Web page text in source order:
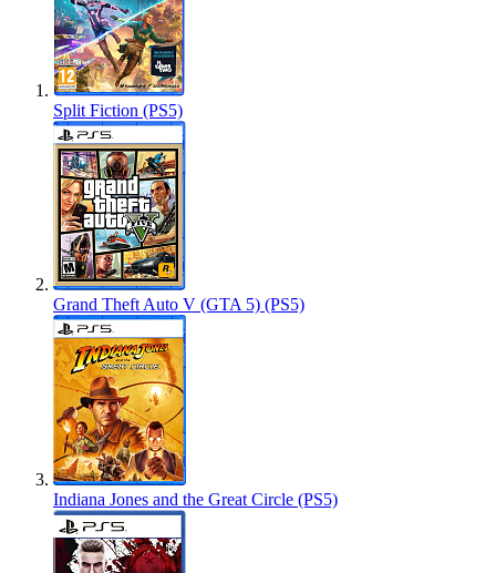
Split Fiction (PS5)
Grand Theft Auto V (GTA 5) (PS5)
Indiana Jones and the Great Circle (PS5)